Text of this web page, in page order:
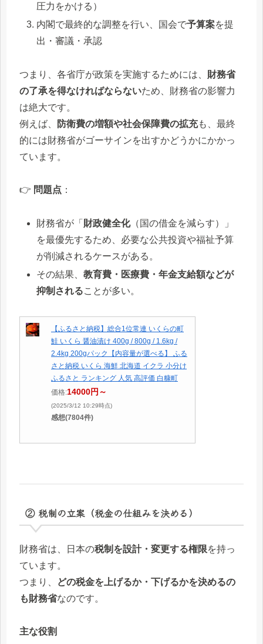
圧力をかける）
内閣で最終的な調整を行い、国会で予算案を提
出・審議・承認
つまり、各省庁が政策を実施するためには、 財務省
の了承を得なければならないため、財務省の影響力
は絶大です。
例えば、
防衛費の増額や社会保障費の拡充も、最終
的には財務省がゴーサインを出すかどうかにかかっ
ています。
👉 問題点 ：
財務省が「 財政健全化（国の借金を減らす）」
を最優先するため、必要な公共投資や福祉予算
が削減されるケースがある。
その結果、教育費・医療費・年金支給額などが
抑制されることが多い。
【ふるさと納税】総合1位常連 いくらの町
鮭 いくら 醤油漬け 400g / 800g / 1.6kg /
2.4kg 200gパック【内容量が選べる】 ふる
さと納税 いくら 海鮮 北海道 イクラ 小分け
ふるさと ランキング 人気 高評価 白糠町
価格:14000円～
(2025/3/12 10:29時点)
感想(7804件)
② 税制の立案（税金の仕組みを決める）
財務省は、日本の税制を設計・変更する権限を持っ
ています。
つまり、
どの税金を上げるか・下げるかを決めるの
も財務省なのです。
主な役割